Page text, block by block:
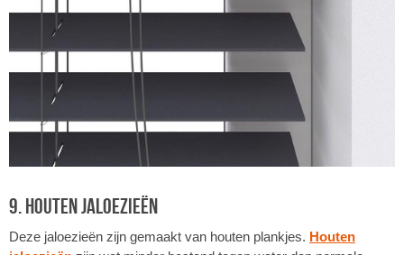
9. Houten jaloezieën
Deze jaloezieën zijn gemaakt van houten plankjes. Houten